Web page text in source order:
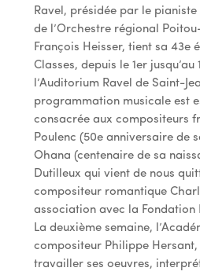
Ravel, présidée par le
de l’Orchestre régional
François Heisser, tient sa 43e
Classes, depuis le 1er jusqu’au
l’Auditorium Ravel de Saint-
programmation musicale est
consacrée aux compositeurs
Poulenc (50e anniversaire de
Ohana (centenaire de sa
Dutilleux qui vient de nous
compositeur romantique
association avec la Fondation
La deuxième semaine,
compositeur Philippe
travailler ses oeuvres,